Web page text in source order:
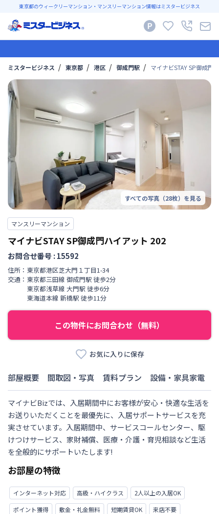
東京都のウィークリーマンション・マンスリーマンション情報はミスタービジネス
ミスタービジネス 東京都 港区 御成門駅 マイナビSTAY SP御成門
すべての写真（28枚）を見る
マンスリーマンション
マイナビSTAY SP御成門ハイアット 202
お問合せ番号 :15592
住所： 東京都港区芝大門 １丁目1-34
交通： 東京都三田線 御成門駅 徒歩2分
東京都浅草線 大門駅 徒歩6分
東海道本線 新橋駅 徒歩11分
この物件にお問合わせ（無料）
お気に入りに保存
部屋概要 間取図・写真 賃料プラン 設備・家具家電
マイナビBizでは、入居期間中にお客様が安心・快適な生活を
お送りいただくことを最優先に、入居サポートサービスを充
実させています。入居期間中、サービスコールセンター、駆
けつけサービス、家財補償、医療・介護・育児相談など生活
を全般的にサポートいたします!
お部屋の特徴
インターネット対応 高級・ハイクラス
2人以上の入居OK
ポイント獲得
敷金・礼金無料 短期賃貸OK
来店不要